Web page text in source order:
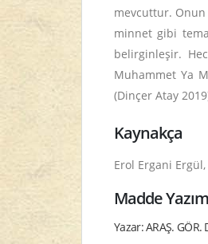
mevcuttur.
minnet gibi
belirginleşir.
Muhammet Ya
(Dinçer Atay
Kaynakça
Erol Ergani
Madde
Yazar: ARAŞ. GÖR.